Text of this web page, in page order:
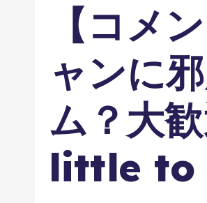
【コメ
ャンに
ム？大
little to